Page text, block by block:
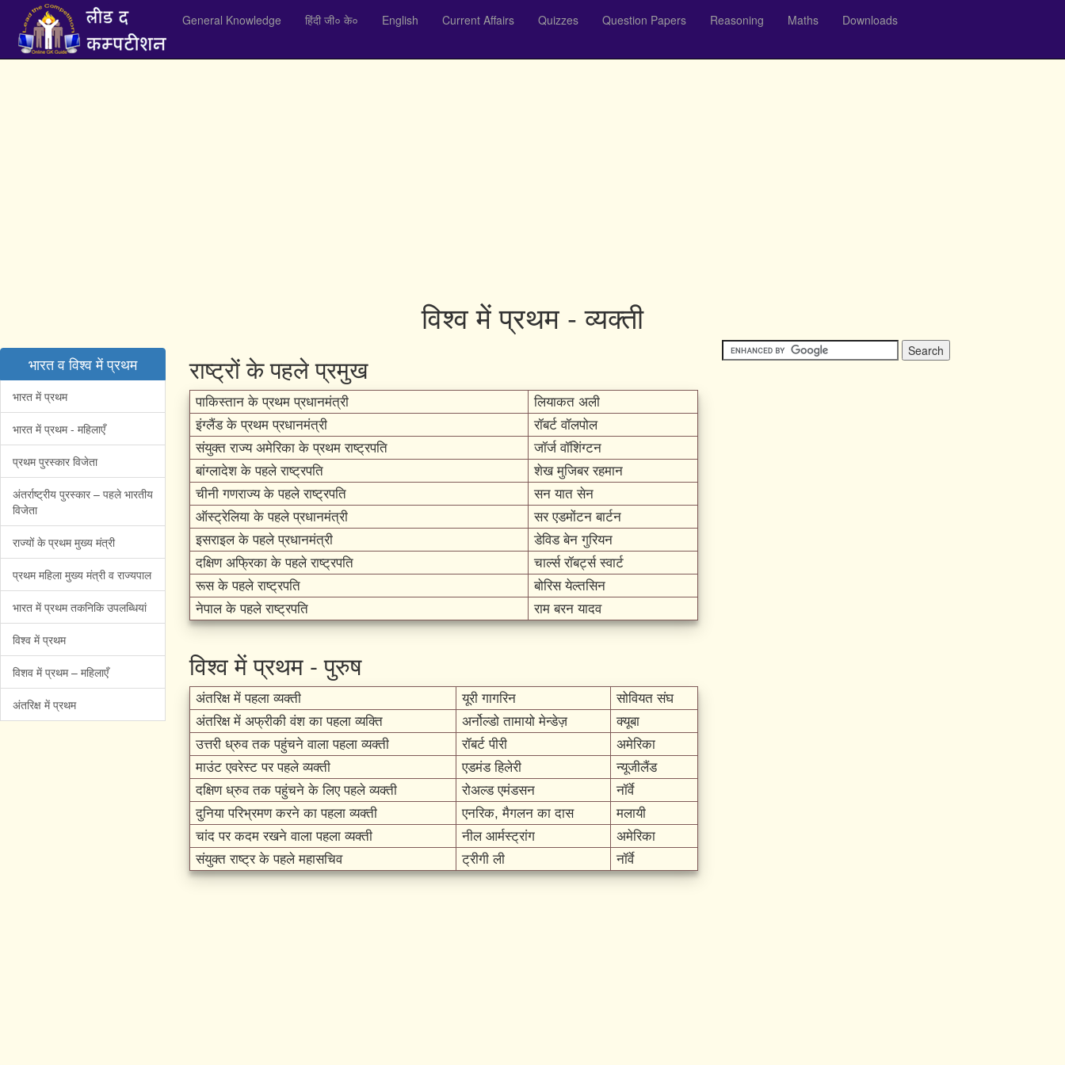
General Knowledge हिंदी जी० के० English Current Affairs Quizzes Question Papers Reasoning Maths Downloads
विश्व में प्रथम - व्यक्ती
राष्ट्रों के पहले प्रमुख
पाकिस्तान के प्रथम प्रधानमंत्री
लियाकत अली
इंग्लैंड के प्रथम प्रधानमंत्री
रॉबर्ट वॉलपोल
संयुक्त राज्य अमेरिका के प्रथम राष्ट्रपति
जॉर्ज वॉशिंग्टन
बांग्लादेश के पहले राष्ट्रपति
शेख मुजिबर रहमान
चीनी गणराज्य के पहले राष्ट्रपति
सन यात सेन
ऑस्ट्रेलिया के पहले प्रधानमंत्री
सर एडमोंटन बार्टन
इसराइल के पहले प्रधानमंत्री
डेविड बेन गुरियन
दक्षिण अफ्रिका के पहले राष्ट्रपति
चार्ल्स रॉबर्ट्स स्वार्ट
रूस के पहले राष्ट्रपति
बोरिस येल्तसिन
नेपाल के पहले राष्ट्रपति
राम बरन यादव
विश्व में प्रथम - पुरुष
अंतरिक्ष में पहला व्यक्ती यूरी गागरिन
सोवियत संघ
अंतरिक्ष में अफ्रीकी वंश का पहला व्यक्ति
अर्नोल्डो तामायो मेन्डेज़
क्यूबा
उत्तरी ध्रुव तक पहुंचने वाला पहला व्यक्ती
रॉबर्ट पीरी
अमेरिका
माउंट एवरेस्ट पर पहले व्यक्ती
एडमंड हिलेरी
न्यूजीलैंड
दक्षिण ध्रुव तक पहुंचने के लिए पहले व्यक्ती
रोअल्ड एमंडसन
नॉर्वे
दुनिया परिभ्रमण करने का पहला व्यक्ती
एनरिक, मैगलन का दास
मलायी
चांद पर कदम रखने वाला पहला व्यक्ती
नील आर्मस्ट्रांग
अमेरिका
संयुक्त राष्ट्र के पहले महासचिव
ट्रीगी ली नॉर्वे
भारत व विश्व में प्रथम
भारत में प्रथम
भारत में प्रथम - महिलाएँ
प्रथम पुरस्कार विजेता
अंतर्राष्ट्रीय पुरस्कार – पहले भारतीय
विजेता
राज्यों के प्रथम मुख्य मंत्री
प्रथम महिला मुख्य मंत्री व राज्यपाल
भारत में प्रथम तकनिकि उपलब्धियां
विश्व में प्रथम
विशव में प्रथम – महिलाएँ
अंतरिक्ष में प्रथम